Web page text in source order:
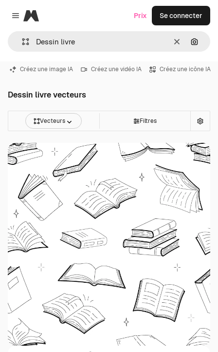
Close menu
Magnific
Effacer
Prix Se connecter
Créez une image IA Créez une vidéo IA Créez une icône IA
Dessin livre vecteurs
Vecteurs Filtres